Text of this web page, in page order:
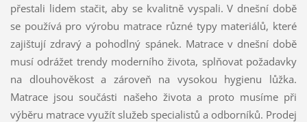
přestali lidem stačit, aby se kvalitně vyspali. V dnešní době
se používá pro výrobu matrace různé typy materiálů, které
zajištují zdravý a pohodlný spánek. Matrace v dnešní době
musí odrážet trendy moderního života, splňovat požadavky
na dlouhověkost a zároveň na vysokou hygienu lůžka.
Matrace jsou součásti našeho života a proto musíme při
výběru matrace využít služeb specialistů a odborníků. Prodej